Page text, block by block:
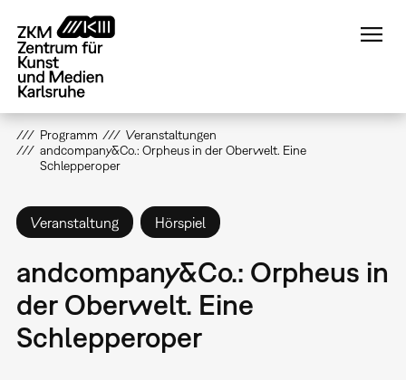
zum
Inhalt
Programm
Veranstaltungen
andcompany&Co.: Orpheus in der Oberwelt. Eine
Schlepperoper
Veranstaltung Hörspiel
andcompany&Co.: Orpheus in
der Oberwelt. Eine
Schlepperoper